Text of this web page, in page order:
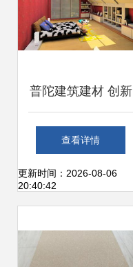
普陀建筑建材 创新
驱动绿色转型，打
造品质工程新标杆
查看详情
更新时间：2026-08-06
20:40:42